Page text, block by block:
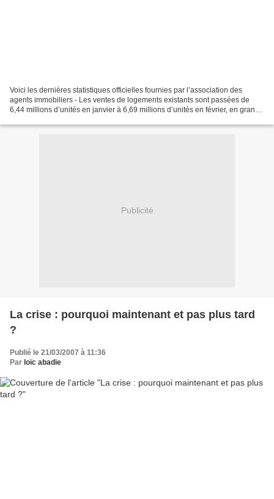
Voici les dernières statistiques officielles fournies par l’association des
agents immobiliers - Les ventes de logements existants sont passées de
6,44 millions d’unités en janvier à 6,69 millions d’unités en février, en grande
Publicité
La crise : pourquoi maintenant et pas plus tard
?
Publié le 21/03/2007 à 11:36
Par loïc abadie